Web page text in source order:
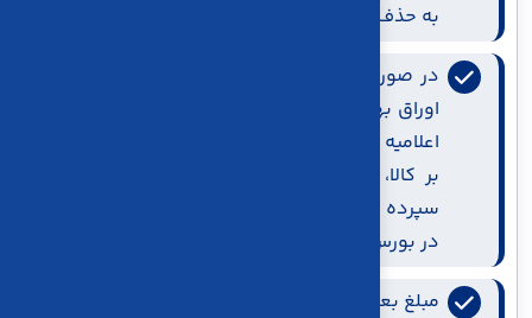
به حذف مالیات نرخ صفر می شود
در صورتحساب هاي الكترونيكي با الگوي بورس
اوراق بهادار مبتني بر كالا، اين فيلد معادل تاريخ
اعلاميه فروش صادره از بورس اوراق بهادار مبتني
بر كالا، براي هر نماد معاملاتي مشمول گواهي
سپرده بوده و نشان دهنده تاريخ انجام معامله
در بورس است
مبلغ بعد از تخفیف در صورتحساب باید با ارزش